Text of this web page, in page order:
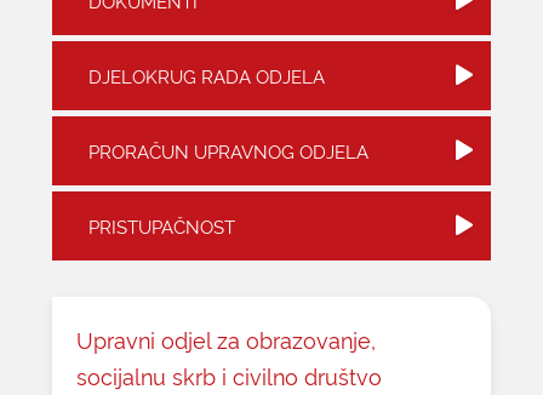
DJELOKRUG RADA ODJELA
PRORAČUN UPRAVNOG ODJELA
PRISTUPAČNOST
Upravni odjel za obrazovanje,
socijalnu skrb i civilno društvo